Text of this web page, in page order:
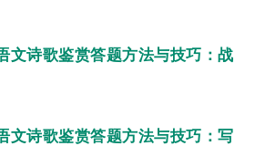
文诗歌鉴赏答题方法与技巧：战
文诗歌鉴赏答题方法与技巧：写